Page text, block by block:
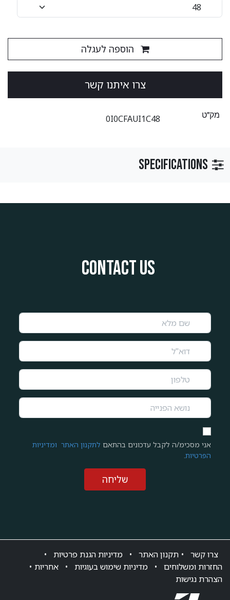
הוספה לעגלה
צ​​​​רו ​​איתנו קשר
מק"ט 0I0CFAUI1C48
Contact us
אני מסכימ/ה לקבל עדכונים בהתאם לתקנון האתר ומדיניות
הפרטיות.
שליחה
צרו ק​שר • תקנון האתר • מדיניות הגנת פרטיות
•
החזרות ומשלוחים
• מדיניות שימוש בעוגיות • אחריות •
הצהרת נגישות